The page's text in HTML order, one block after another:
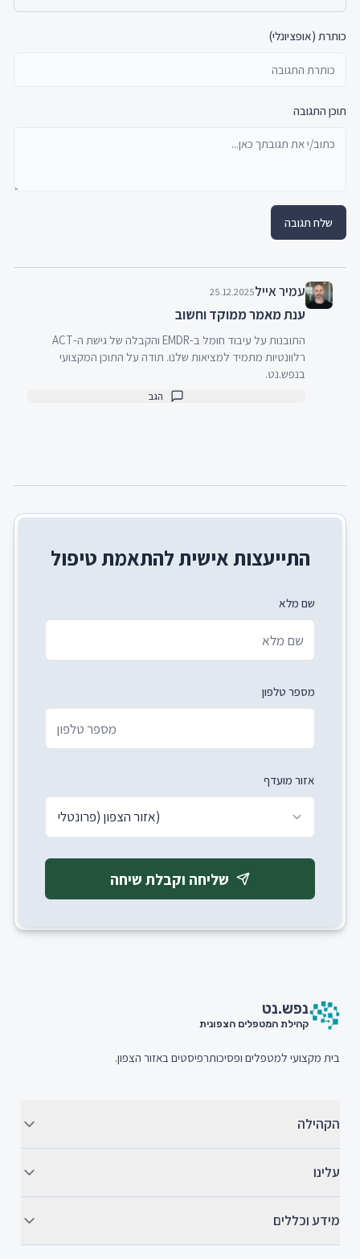
כותרת (אופציונלי)
תוכן התגובה
שלח תגובה
עמיר אייל25.12.2025
ענת מאמר ממוקד וחשוב
בנפש.נט.
הגב
התייעצות אישית להתאמת טיפול
שם מלא
מספר טלפון
אזור מועדף
אזור הצפון (פרונטלי)
שליחה וקבלת שיחה
נפש.נט
קהילת המטפלים הצפונית
בית מקצועי למטפלים ופסיכותרפיסטים באזור הצפון.
הקהילה
עלינו
מידע וכללים